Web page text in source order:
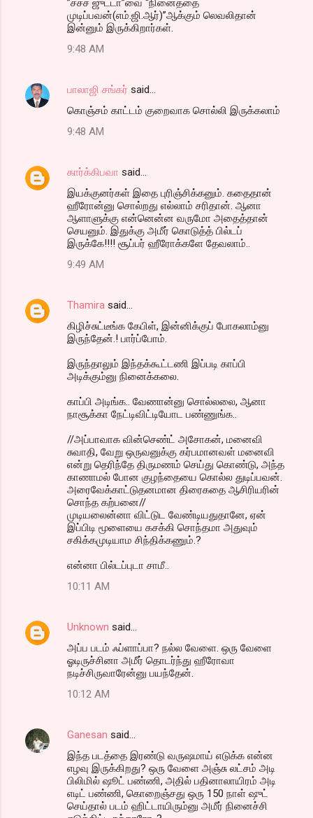
முடிப்பவன்(எம்.ஜி.ஆர்)”ஆக்கும் லெவலிதான்
இன்னும் இருக்கிறார்கள்.
9:48 AM
பாலாஜி சங்கர் said…
கொஞ்சம் காட்டம் குறைவாக சொல்லி இருக்கலாம்
9:48 AM
கார்க்கிபவா said…
இயக்குனர்கள் இதை புரிஞ்சிக்கனும். கதைதான்
ஹீரோன்னு சொல்றது எல்லாம் சரிதான். ஆனா
ஆளாளுக்கு என்னென்ன வருமோ அதைத்தான்
செயனும். இதுக்கு அமீர் கொடுத்த் பில்டப்
இருக்கே!!!! சூப்பர் ஹீரோக்களே தேவலாம்..
9:49 AM
Thamira said…
கிழிச்சுட்டீங்க கேபிள், இன்னிக்குப் போகலாம்னு
இருந்தேன்.! பார்ப்போம்.
இருந்தாலும் இந்தக்கூட்டணி இப்படி காப்பி
அடிக்கும்னு நினைக்கலை.
காப்பி அடிங்க.. வேணான்னு சொல்லலை, ஆனா
நாசூக்கா நேட்டிவிட்டியோட பண்ணுங்க..
//அப்பாவாக வின்செண்ட் அசோகன், மனைவி
சுவாதி, வேறு ஒருவனுக்கு கர்பமானவள் மனைவி
என்று தெரிந்தே திருமணம் செய்து கொண்டு, அந்த
காணாமல் போன குழந்தையை கொல்ல துடிப்பவன்.
அரைவேக்காட்டுதனமான திரைகதை ஆசிரியரின்
சொந்த கற்பனை//
முடியலைன்னா விட்டுட வேண்டியதுதானே, ஏன்
இப்பிடி மூளையை கசக்கி சொந்தமா அதுவும்
சகிக்கமுடியாம சிந்திக்கணும்.?
என்னா பில்டப்புடா சாமீ..
10:11 AM
Unknown said…
அப்ப படம் ஃப்ளாப்பா? நல்ல வேளை. ஒரு வேளை
ஓடிருச்சினா அமீர் தொடர்ந்து ஹீரோவா
நடிச்சிருவாரேன்னு பயந்தேன்.
10:12 AM
Ganesan said…
இந்த படத்தை இரண்டு வருஷமாய் எடுக்க என்ன
எழவு இருக்கிறது? ஒரு வேளை அஞ்சு லட்சம் அடி
பிலிமில் ஷூட் பண்ணி, அதில் பதினாலாயிரம் அடி
எடிட் பண்ணி, கொறைஞ்சது ஒரு 150 நாள் ஷுட்
செய்தால் படம் ஹிட்டாயிரும்னு அமீர் நினைச்சி